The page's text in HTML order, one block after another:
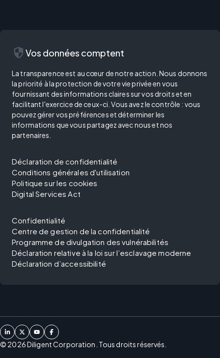
security Vos données comptent
La transparence est au cœur de notre action. Nous donnons
la priorité à la protection de votre vie privée en vous
fournissant des informations claires sur vos droits et en
facilitant l'exercice de ceux-ci. Vous avez le contrôle : vous
pouvez gérer vos préférences et déterminer les
informations que vous partagez avec nous et nos
partenaires.
Déclaration de confidentialité
Conditions générales d'utilisation
Politique sur les cookies
Digital Services Act
Confidentialité
Centre de gestion de la confidentialité
Programme de divulgation des vulnérabilités
Déclaration relative à la loi sur l’esclavage moderne
Déclaration d’accessibilité
© 2026Diligent Corporation. Tous droits réservés.